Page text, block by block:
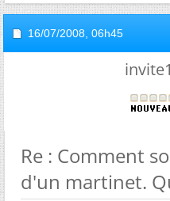
16/07/2008, 06h45
Re : Comment
d'un martinet.